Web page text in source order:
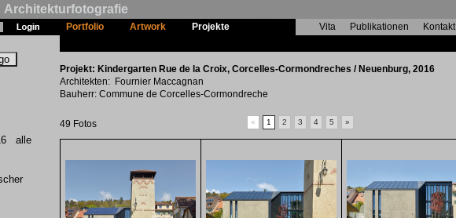
alle
Portfolio Artwork Projekte Vita Publikationen Kontakt
Projekt: Kindergarten Rue de la Croix, Corcelles-Cormondreches / Neuenburg, 2016
Architekten: Fournier Maccagnan
Bauherr: Commune de Corcelles-Cormondreche
49 Fotos « 1 2 3 4 5 »